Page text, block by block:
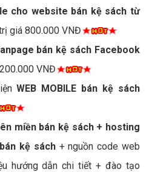
cho website bán kệ sách từ
giá 800.000 VNĐ
bán kệ sách Facebook
VNĐ
WEB MOBILE bán kệ sách
miền bán kệ sách + hosting
kệ sách+ nguồn code web
hướng dẫn chi tiết + đào tạo